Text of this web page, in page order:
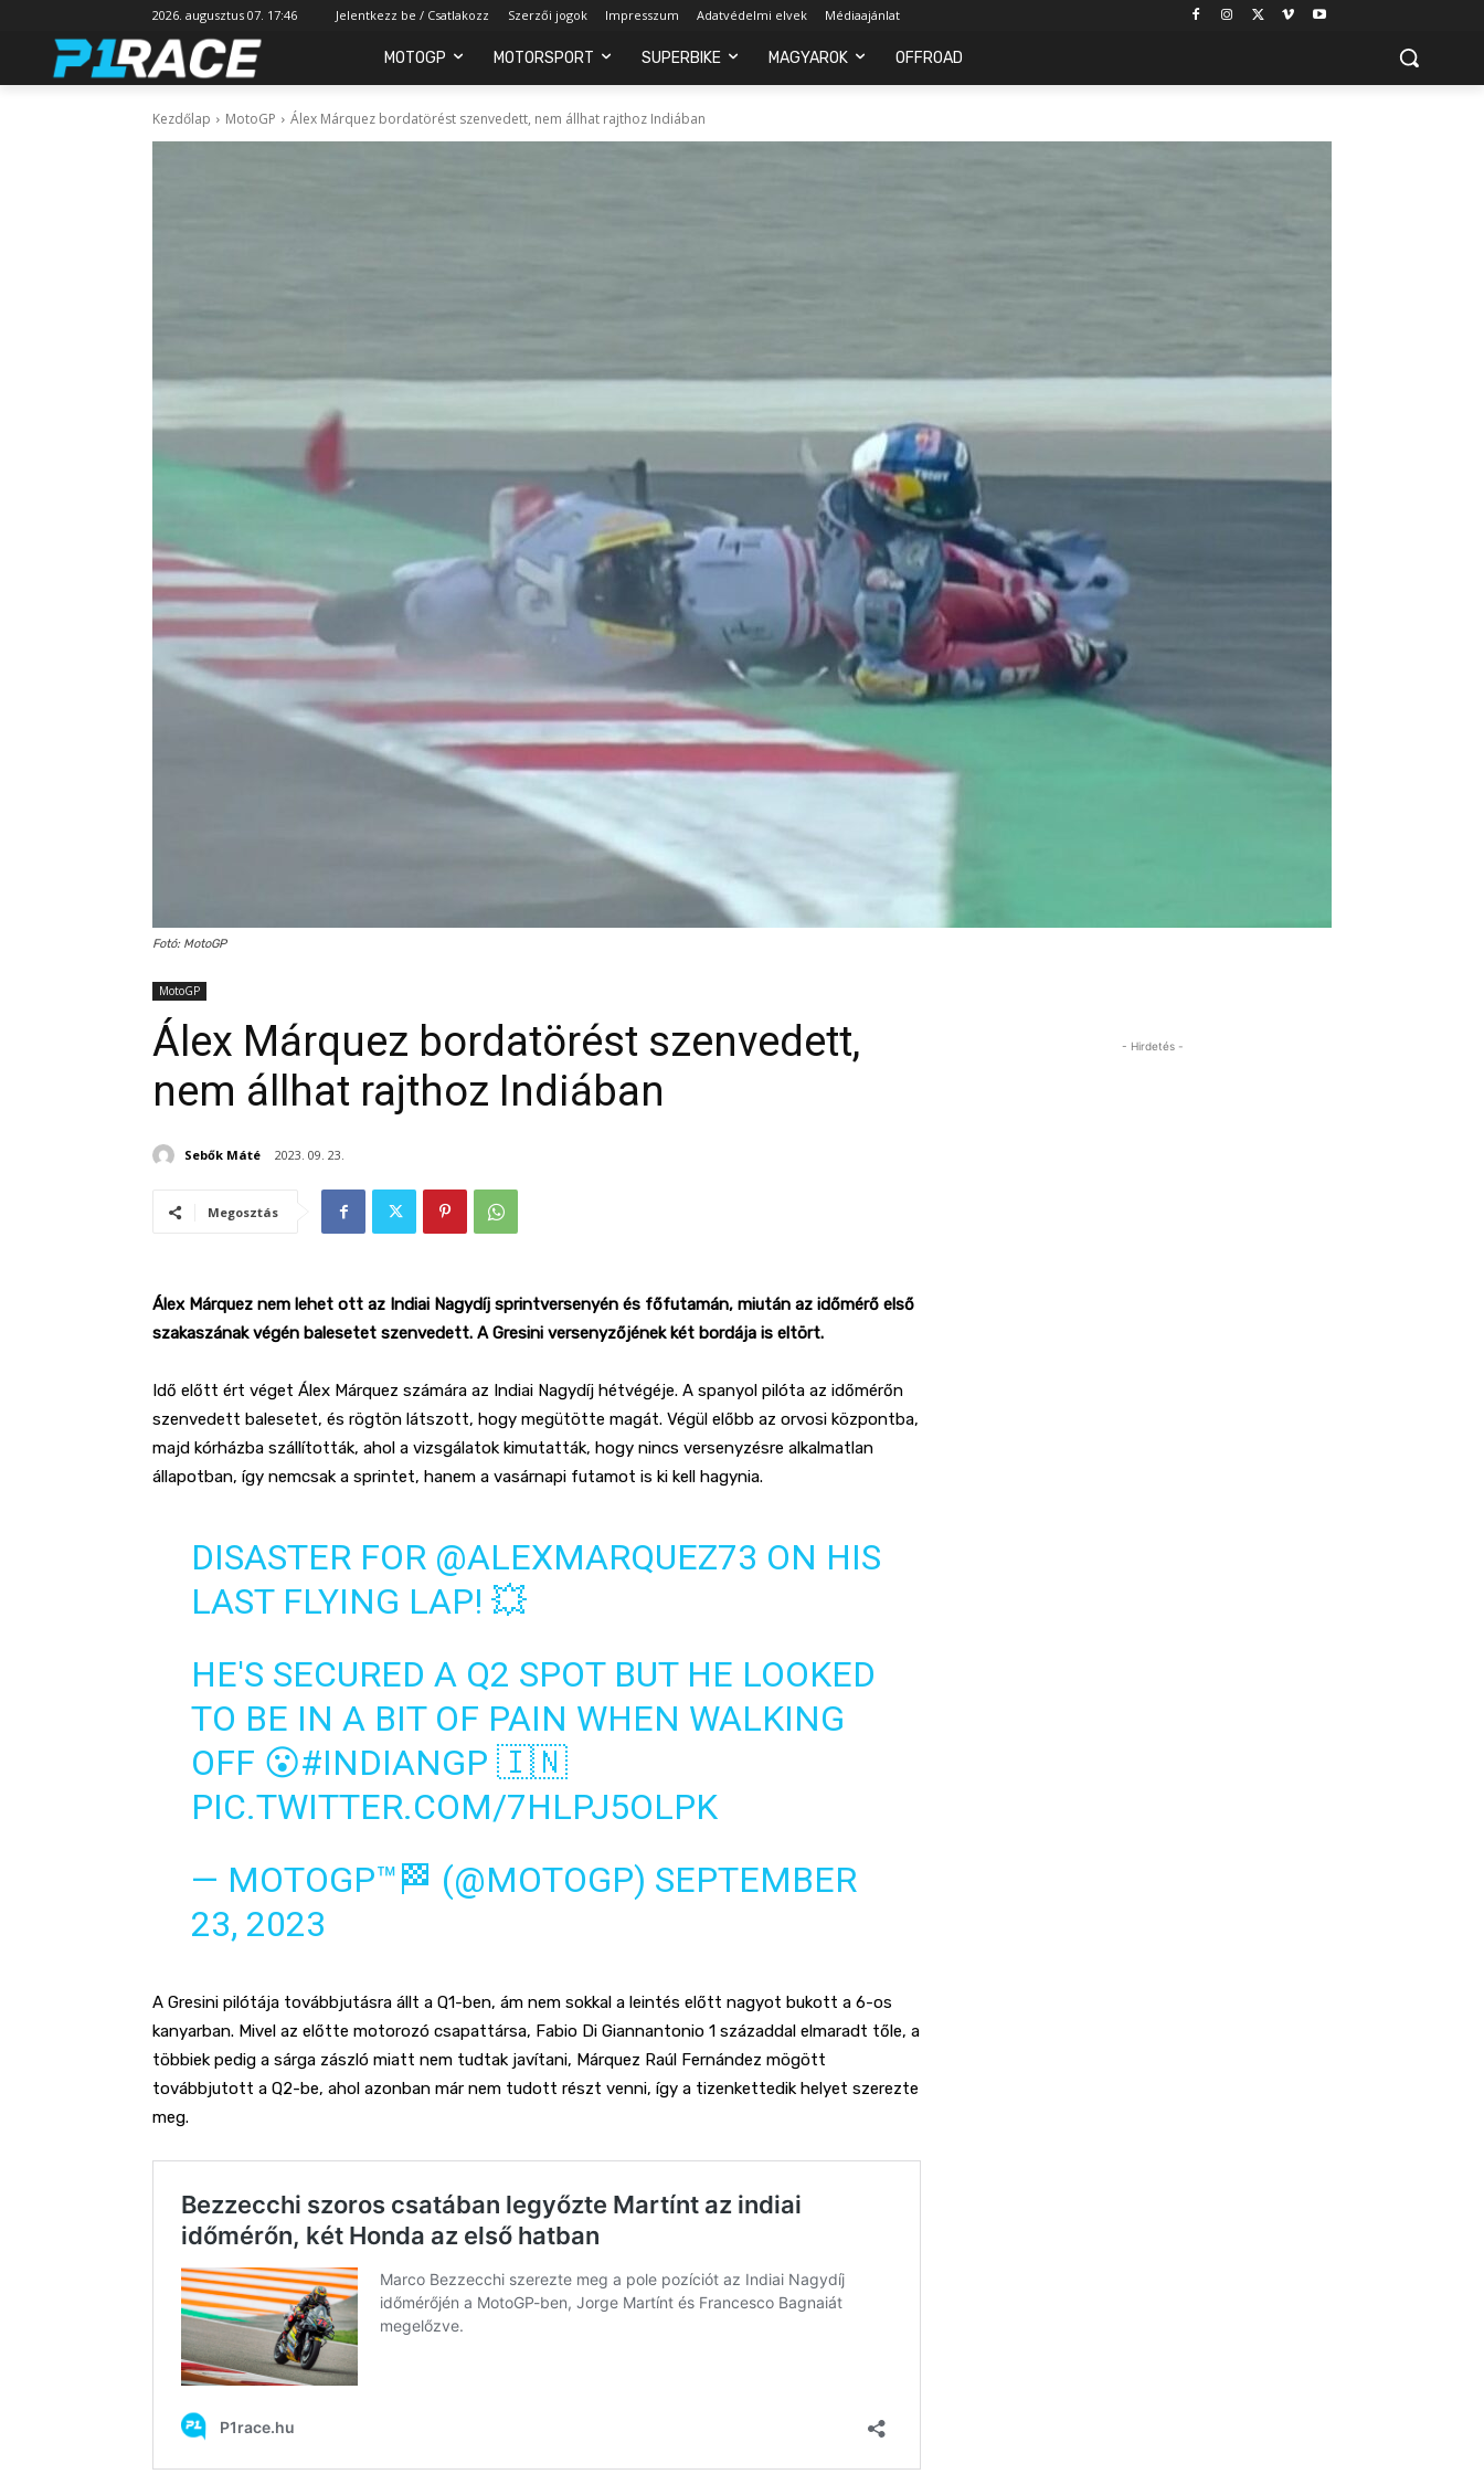
2026. augusztus 07. 17:46 Jelentkezz be / Csatlakozz Szerzői jogok Impresszum Adatvédelmi elvek Médiaajánlat
MOTOGP MOTORSPORT SUPERBIKE MAGYAROK OFFROAD
Kezdőlap MotoGP Álex Márquez bordatörést szenvedett, nem állhat rajthoz Indiában
Fotó: MotoGP
MotoGP
Álex Márquez bordatörést szenvedett,
nem állhat rajthoz Indiában
Sebők Máté 2023. 09. 23.
Megosztás
Álex Márquez nem lehet ott az Indiai Nagydíj sprintversenyén és főfutamán, miután az időmérő első
szakaszának végén balesetet szenvedett. A Gresini versenyzőjének két bordája is eltört.
Idő előtt ért véget Álex Márquez számára az Indiai Nagydíj hétvégéje. A spanyol pilóta az időmérőn
szenvedett balesetet, és rögtön látszott, hogy megütötte magát. Végül előbb az orvosi központba,
majd kórházba szállították, ahol a vizsgálatok kimutatták, hogy nincs versenyzésre alkalmatlan
állapotban, így nemcsak a sprintet, hanem a vasárnapi futamot is ki kell hagynia.
DISASTER FOR @ALEXMARQUEZ73 ON HIS
LAST FLYING LAP! 💥
HE'S SECURED A Q2 SPOT BUT HE LOOKED
TO BE IN A BIT OF PAIN WHEN WALKING
OFF 😮#INDIANGP 🇮🇳
PIC.TWITTER.COM/7HLPJ5OLPK
— MOTOGP™🏁 (@MOTOGP) SEPTEMBER
23, 2023
A Gresini pilótája továbbjutásra állt a Q1-ben, ám nem sokkal a leintés előtt nagyot bukott a 6-os
kanyarban. Mivel az előtte motorozó csapattársa, Fabio Di Giannantonio 1 századdal elmaradt tőle, a
többiek pedig a sárga zászló miatt nem tudtak javítani, Márquez Raúl Fernández mögött
továbbjutott a Q2-be, ahol azonban már nem tudott részt venni, így a tizenkettedik helyet szerezte
meg.
- Hirdetés -